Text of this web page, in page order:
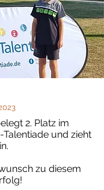
2. Platz im
Talentiade und zieht
zu diesem